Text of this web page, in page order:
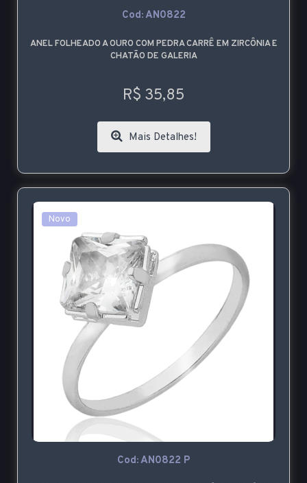
Cod: AN0822
ANEL FOLHEADO A OURO COM PEDRA CARRÊ EM ZIRCÔNIA E
CHATÃO DE GALERIA
R$ 35,85
Mais Detalhes!
Novo
Cod: AN0822 P